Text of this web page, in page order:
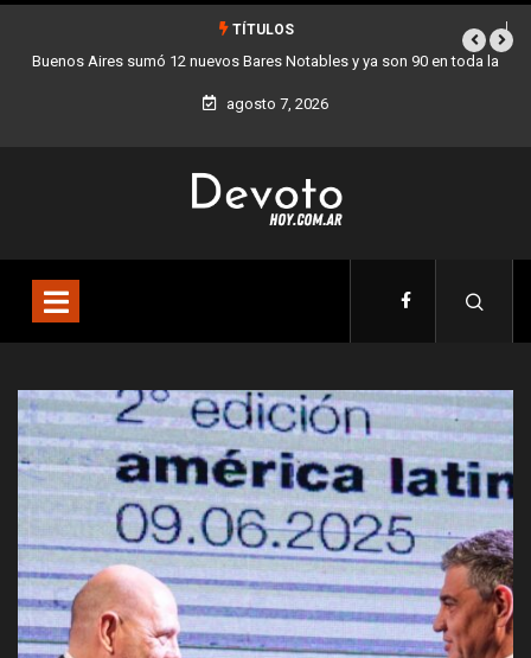
TÍTULOS
Los stands móviles de la Ciudad llegan esta semana a Villa Devoto
agosto 7, 2026